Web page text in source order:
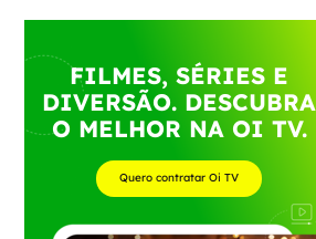
FILMES, SÉRIES E
DIVERSÃO. DESCUBRA
O MELHOR NA OI TV.
Quero contratar Oi TV